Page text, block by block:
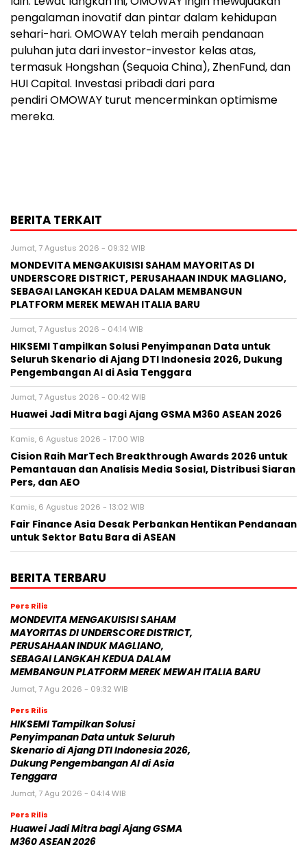
pengalaman inovatif dan pintar dalam kehidupan
sehari-hari. OMOWAY telah meraih pendanaan
puluhan juta dari investor-investor kelas atas,
termasuk Hongshan (Sequoia China), ZhenFund, dan
HUI Capital. Investasi pribadi dari para
pendiri OMOWAY turut mencerminkan optimisme
mereka.
BERITA TERKAIT
Jumat, 7 Agustus 2026 - 09:32 WIB
MONDEVITA MENGAKUISISI SAHAM MAYORITAS DI
UNDERSCORE DISTRICT, PERUSAHAAN INDUK MAGLIANO,
SEBAGAI LANGKAH KEDUA DALAM MEMBANGUN
PLATFORM MEREK MEWAH ITALIA BARU
Jumat, 7 Agustus 2026 - 04:14 WIB
HIKSEMI Tampilkan Solusi Penyimpanan Data untuk
Seluruh Skenario di Ajang DTI Indonesia 2026, Dukung
Pengembangan AI di Asia Tenggara
Jumat, 7 Agustus 2026 - 00:42 WIB
Huawei Jadi Mitra bagi Ajang GSMA M360 ASEAN 2026
Kamis, 6 Agustus 2026 - 17:00 WIB
Cision Raih MarTech Breakthrough Awards 2026 untuk
Pemantauan dan Analisis Media Sosial, Distribusi Siaran
Pers, dan AEO
Kamis, 6 Agustus 2026 - 13:02 WIB
Fair Finance Asia Desak Perbankan Hentikan Pendanaan
untuk Sektor Batu Bara di ASEAN
BERITA TERBARU
Pers Rilis
MONDEVITA MENGAKUISISI SAHAM
MAYORITAS DI UNDERSCORE DISTRICT,
PERUSAHAAN INDUK MAGLIANO,
SEBAGAI LANGKAH KEDUA DALAM
MEMBANGUN PLATFORM MEREK MEWAH ITALIA BARU
Jumat, 7 Agu 2026 - 09:32 WIB
Pers Rilis
HIKSEMI Tampilkan Solusi
Penyimpanan Data untuk Seluruh
Skenario di Ajang DTI Indonesia 2026,
Dukung Pengembangan AI di Asia
Tenggara
Jumat, 7 Agu 2026 - 04:14 WIB
Pers Rilis
Huawei Jadi Mitra bagi Ajang GSMA
M360 ASEAN 2026